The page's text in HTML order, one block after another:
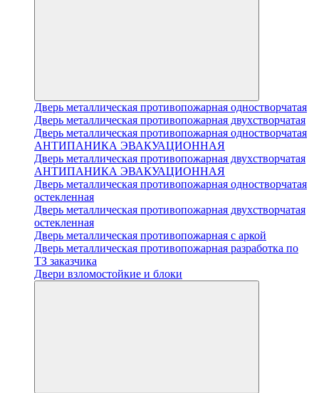
Дверь металлическая противопожарная одностворчатая
Дверь металлическая противопожарная двухстворчатая
Дверь металлическая противопожарная одностворчатая
АНТИПАНИКА ЭВАКУАЦИОННАЯ
Дверь металлическая противопожарная двухстворчатая
АНТИПАНИКА ЭВАКУАЦИОННАЯ
Дверь металлическая противопожарная одностворчатая
остекленная
Дверь металлическая противопожарная двухстворчатая
остекленная
Дверь металлическая противопожарная с аркой
Дверь металлическая противопожарная разработка по
ТЗ заказчика
Двери взломостойкие и блоки